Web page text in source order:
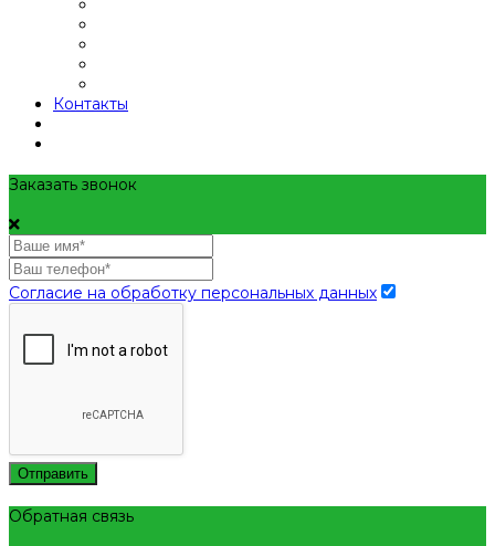
Контакты
Заказать звонок
Согласие на обработку персональных данных
Отправить
Обратная связь